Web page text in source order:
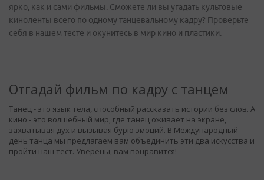
ярко, как и сами фильмы. Сможете ли вы угадать культовые
киноленты всего по одному танцевальному кадру? Проверьте
себя в нашем тесте и окунитесь в мир кино и пластики.